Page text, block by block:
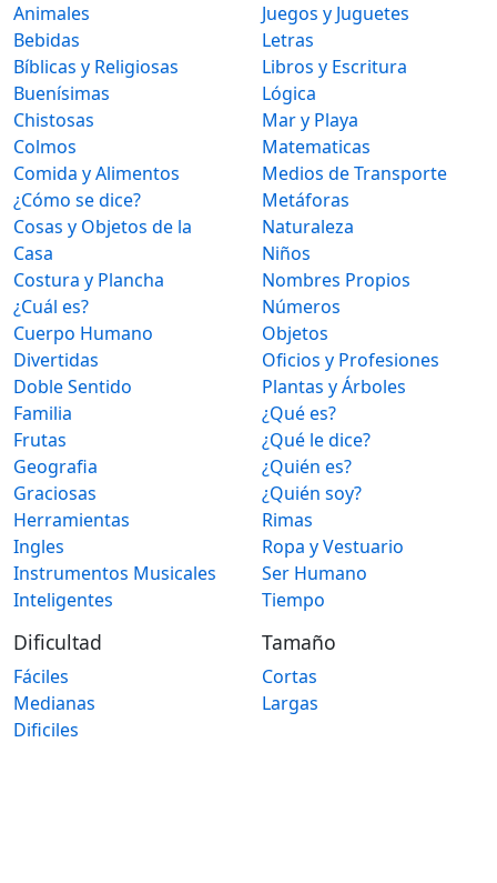
Animales
Bebidas
Bíblicas y Religiosas
Buenísimas
Chistosas
Colmos
Comida y Alimentos
¿Cómo se dice?
Cosas y Objetos de la
Casa
Costura y Plancha
¿Cuál es?
Cuerpo Humano
Divertidas
Doble Sentido
Familia
Frutas
Geografia
Graciosas
Herramientas
Ingles
Instrumentos Musicales
Inteligentes
Juegos y Juguetes
Letras
Libros y Escritura
Lógica
Mar y Playa
Matematicas
Medios de Transporte
Metáforas
Naturaleza
Niños
Nombres Propios
Números
Objetos
Oficios y Profesiones
Plantas y Árboles
¿Qué es?
¿Qué le dice?
¿Quién es?
¿Quién soy?
Rimas
Ropa y Vestuario
Ser Humano
Tiempo
Dificultad
Fáciles
Medianas
Dificiles
Tamaño
Cortas
Largas